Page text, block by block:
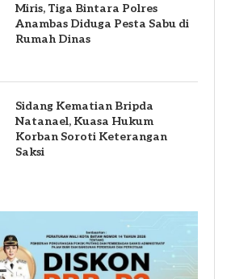
Miris, Tiga Bintara Polres
Anambas Diduga Pesta Sabu di
Rumah Dinas
Sidang Kematian Bripda
Natanael, Kuasa Hukum
Korban Soroti Keterangan
Saksi